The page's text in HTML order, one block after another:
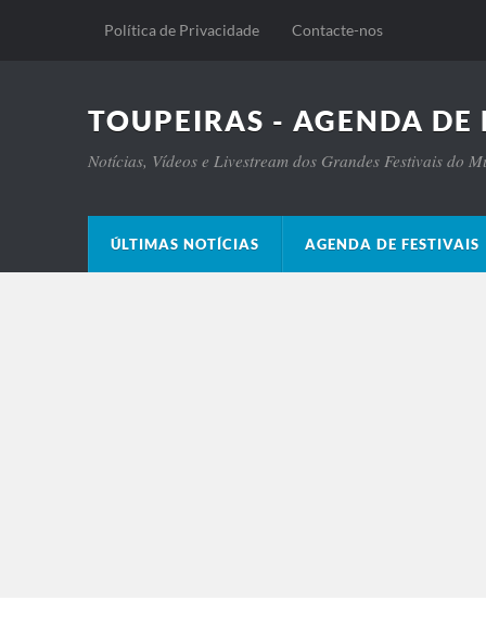
Política de Privacidade Contacte-nos
TOUPEIRAS - AGENDA DE
Notícias, Vídeos e Livestream dos Grandes Festivais do
ÚLTIMAS NOTÍCIAS AGENDA DE FESTIVAIS